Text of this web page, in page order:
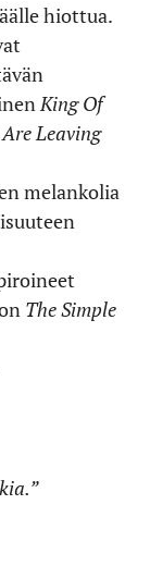
hiottua.
King Of
Leaving
melankolia
The Simple